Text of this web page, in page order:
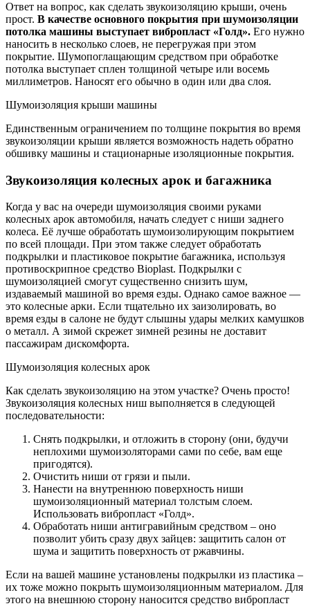
Ответ на вопрос, как сделать звукоизоляцию крыши, очень
прост. В качестве основного покрытия при шумоизоляции
потолка машины выступает вибропласт «Голд». Его нужно
наносить в несколько слоев, не перегружая при этом
покрытие. Шумопоглащающим средством при обработке
потолка выступает сплен толщиной четыре или восемь
миллиметров. Наносят его обычно в один или два слоя.
Шумоизоляция крыши машины
Единственным ограничением по толщине покрытия во время
звукоизоляции крыши является возможность надеть обратно
обшивку машины и стационарные изоляционные покрытия.
Звукоизоляция колесных арок и багажника
Когда у вас на очереди шумоизоляция своими руками
колесных арок автомобиля, начать следует с ниши заднего
колеса. Её лучше обработать шумоизолирующим покрытием
по всей площади. При этом также следует обработать
подкрылки и пластиковое покрытие багажника, используя
противоскрипное средство Bioplast. Подкрылки с
шумоизоляцией смогут существенно снизить шум,
издаваемый машиной во время езды. Однако самое важное —
это колесные арки. Если тщательно их заизолировать, во
время езды в салоне не будут слышны удары мелких камушков
о металл. А зимой скрежет зимней резины не доставит
пассажирам дискомфорта.
Шумоизоляция колесных арок
Как сделать звукоизоляцию на этом участке? Очень просто!
Звукоизоляция колесных ниш выполняется в следующей
последовательности:
Снять подкрылки, и отложить в сторону (они, будучи
неплохими шумоизоляторами сами по себе, вам еще
пригодятся).
Очистить ниши от грязи и пыли.
Нанести на внутреннюю поверхность ниши
шумоизоляционный материал толстым слоем.
Использовать вибропласт «Голд».
Обработать ниши антигравийным средством – оно
позволит убить сразу двух зайцев: защитить салон от
шума и защитить поверхность от ржавчины.
Если на вашей машине установлены подкрылки из пластика –
их тоже можно покрыть шумоизоляционным материалом. Для
этого на внешнюю сторону наносится средство вибропласт